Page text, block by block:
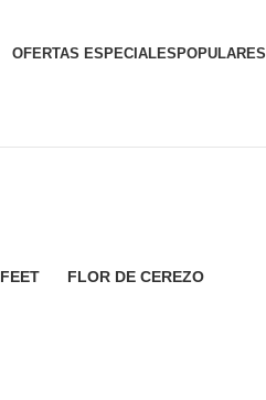
OFERTAS ESPECIALESPOPULARES
FEET
FLOR DE CEREZO